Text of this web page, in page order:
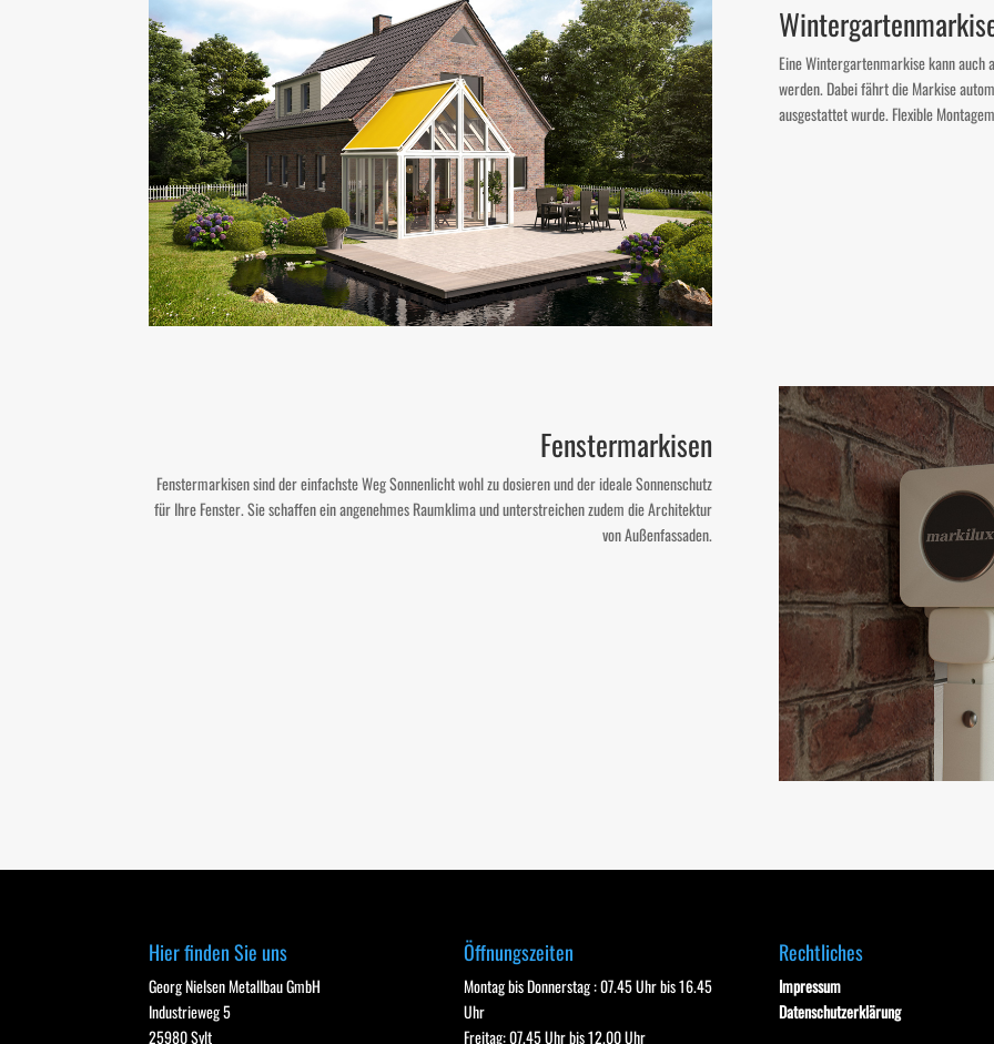
Eine Wintergartenmarkise kann
werden. Dabei fährt die Markise
ausgestattet wurde. Flexible
Fenstermarkisen
Fenstermarkisen sind der einfachste Weg Sonnenlicht wohl zu dosieren und der ideale Sonnenschutz
für Ihre Fenster. Sie schaffen ein angenehmes Raumklima und unterstreichen zudem die Architektur
von Außenfassaden.
Hier finden Sie uns
Georg Nielsen Metallbau GmbH
Industrieweg 5
25980 Sylt
Öffnungszeiten
Montag bis Donnerstag : 07.45 Uhr bis 16.45
Uhr
Freitag: 07.45 Uhr bis 12.00 Uhr
Rechtliches
Impressum
Datenschutzerklärung